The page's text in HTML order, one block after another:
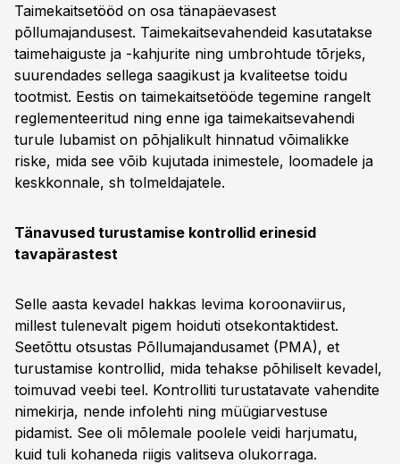
Taimekaitsetööd on osa tänapäevasest
põllumajandusest. Taimekaitsevahendeid kasutatakse
taimehaiguste ja -kahjurite ning umbrohtude tõrjeks,
suurendades sellega saagikust ja kvaliteetse toidu
tootmist. Eestis on taimekaitsetööde tegemine rangelt
reglementeeritud ning enne iga taimekaitsevahendi
turule lubamist on põhjalikult hinnatud võimalikke
riske, mida see võib kujutada inimestele, loomadele ja
keskkonnale, sh tolmeldajatele.
Tänavused turustamise kontrollid erinesid
tavapärastest
Selle aasta kevadel hakkas levima koroonaviirus,
millest tulenevalt pigem hoiduti otsekontaktidest.
Seetõttu otsustas Põllumajandusamet (PMA), et
turustamise kontrollid, mida tehakse põhiliselt kevadel,
toimuvad veebi teel. Kontrolliti turustatavate vahendite
nimekirja, nende infolehti ning müügiarvestuse
pidamist. See oli mõlemale poolele veidi harjumatu,
kuid tuli kohaneda riigis valitseva olukorraga.